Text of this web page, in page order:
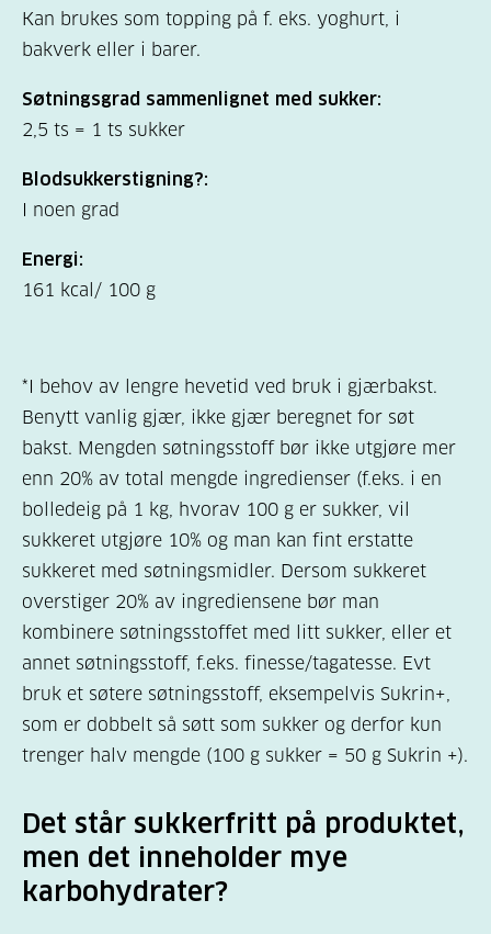
Kan brukes som topping på f. eks. yoghurt, i
bakverk eller i barer.
Søtningsgrad sammenlignet med sukker:
2,5 ts = 1 ts sukker
Blodsukkerstigning?:
I noen grad
Energi:
161 kcal/ 100 g
*I behov av lengre hevetid ved bruk i gjærbakst.
Benytt vanlig gjær, ikke gjær beregnet for søt
bakst. Mengden søtningsstoff bør ikke utgjøre mer
enn 20% av total mengde ingredienser (f.eks. i en
bolledeig på 1 kg, hvorav 100 g er sukker, vil
sukkeret utgjøre 10% og man kan fint erstatte
sukkeret med søtningsmidler. Dersom sukkeret
overstiger 20% av ingrediensene bør man
kombinere søtningsstoffet med litt sukker, eller et
annet søtningsstoff, f.eks. finesse/tagatesse. Evt
bruk et søtere søtningsstoff, eksempelvis Sukrin+,
som er dobbelt så søtt som sukker og derfor kun
trenger halv mengde (100 g sukker = 50 g Sukrin +).
Det står sukkerfritt på produktet,
men det inneholder mye
karbohydrater?